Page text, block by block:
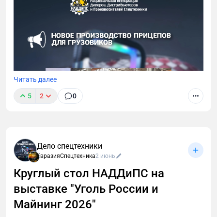
ПАО "КАМАЗ" вместе с UzAuto Trailer открыли на
территории бывшего завода "Освар" в г. Вязники
Читать далее
5 2 0
Дело спецтехники
ЕвразияСпецтехника2 июнь
Круглый стол НАДДиПС на
выставке "Уголь России и
Майнинг 2026"